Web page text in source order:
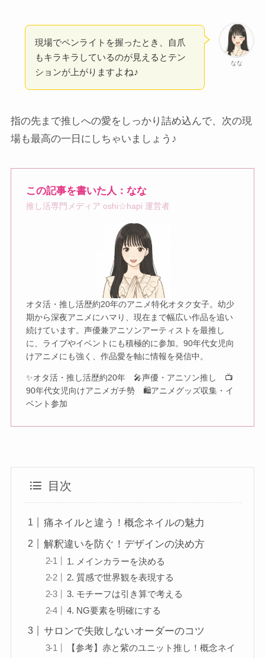
なな
現場でペンライトを握ったとき、自爪
もキラキラしているのが見えるとテン
ションが上がりますよね♪
指の先まで推しへの愛をしっかり詰め込んで、次の現
場も最高の一日にしちゃいましょう♪
この記事を書いた人：なな
推し活専門メディア oshi☆hapi 運営者
オタ活・推し活歴約20年のアニメ特化オタク女子。幼少
期から深夜アニメにハマり、現在まで幅広い作品を追い
続けています。声優兼アニソンアーティストを最推し
に、ライブやイベントにも積極的に参加。90年代女児向
けアニメにも強く、作品愛を軸に情報を発信中。
✨オタ活・推し活歴約20年 🎤声優・アニソン推し 📺
90年代女児向けアニメガチ勢 🛍アニメグッズ収集・イ
ベント参加
目次
痛ネイルと違う！概念ネイルの魅力
解釈違いを防ぐ！デザインの決め方
1. メインカラーを決める
2. 質感で世界観を表現する
3. モチーフは引き算で考える
4. NG要素を明確にする
サロンで失敗しないオーダーのコツ
【参考】赤と紫のユニット推し！概念ネイ